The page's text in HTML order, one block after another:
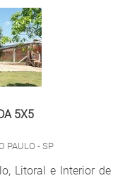
5X5
PAULO - SP
Litoral e Interior de